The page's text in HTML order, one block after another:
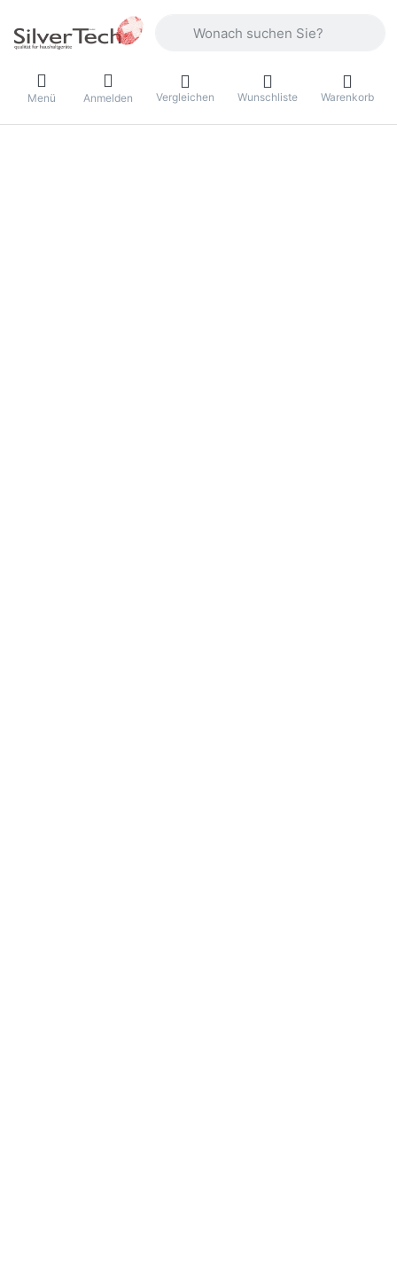
Menü Anmelden Vergleichen Wunschliste Warenkorb